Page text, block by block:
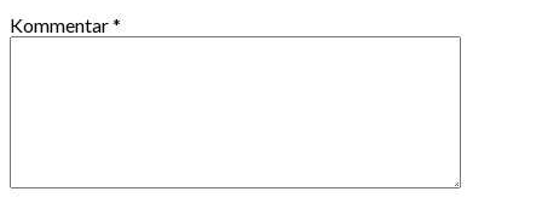
Kommentar*